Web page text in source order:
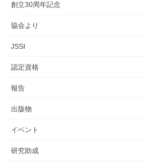
創立30周年記念
協会より
JSSI
認定資格
報告
出版物
イベント
研究助成